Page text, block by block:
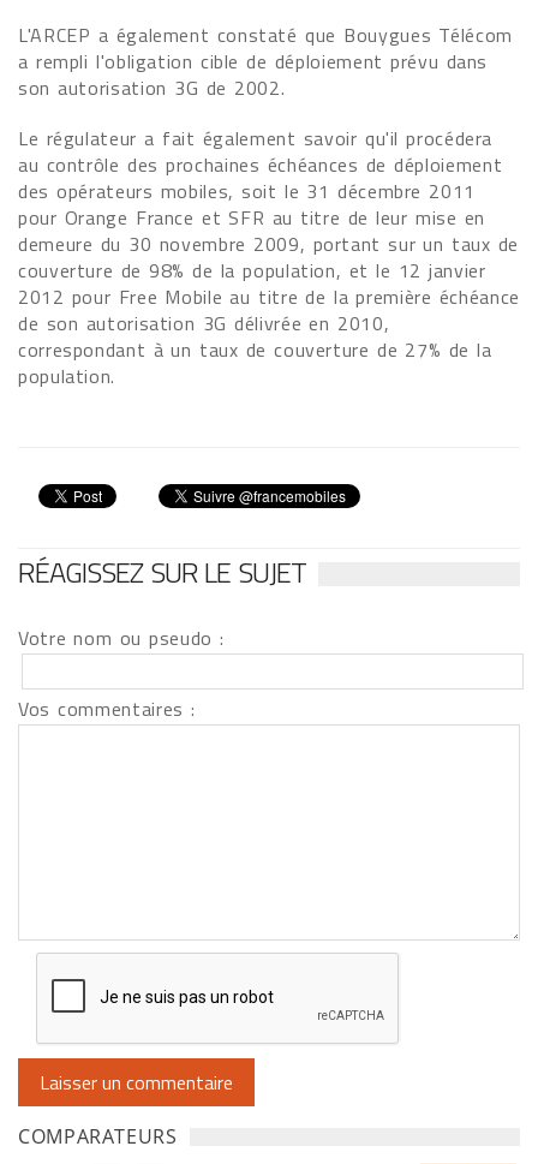
L'ARCEP a également constaté que Bouygues Télécom
a rempli l'obligation cible de déploiement prévu dans
son autorisation 3G de 2002.
Le régulateur a fait également savoir qu'il procédera
au contrôle des prochaines échéances de déploiement
des opérateurs mobiles, soit le 31 décembre 2011
pour Orange France et SFR au titre de leur mise en
demeure du 30 novembre 2009, portant sur un taux de
couverture de 98% de la population, et le 12 janvier
2012 pour Free Mobile au titre de la première échéance
de son autorisation 3G délivrée en 2010,
correspondant à un taux de couverture de 27% de la
population.
RÉAGISSEZ SUR LE SUJET
Votre nom ou pseudo :
Vos commentaires :
COMPARATEURS